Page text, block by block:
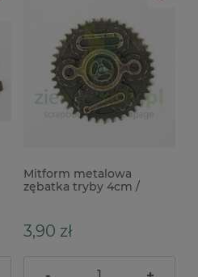
Mitform metalowa
zębatka tryby 4cm /
3,90 zł